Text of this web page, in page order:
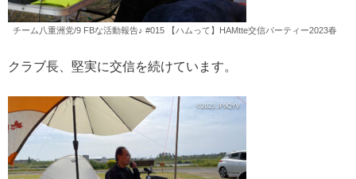
チーム八重洲党/9 FBな活動報告♪ #015 【ハムって】HAMtte交信パーティー2023春
クラブ長、堅実に交信を続けています。